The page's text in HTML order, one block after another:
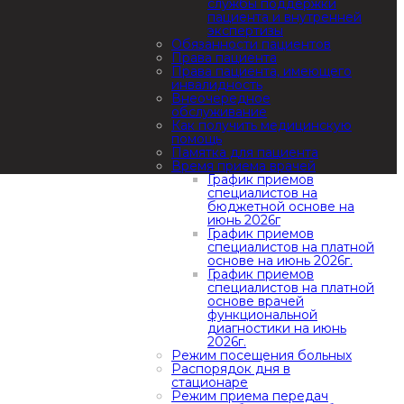
службы поддержки
пациента и внутренней
экспертизы
Обязанности пациентов
Права пациента
Права пациента, имеющего
инвалидность
Внеочередное
обслуживание
Как получить медицинскую
помощь
Памятка для пациента
Время приема врачей
График приемов
специалистов на
бюджетной основе на
июнь 2026г
График приемов
специалистов на платной
основе на июнь 2026г.
График приемов
специалистов на платной
основе врачей
функциональной
диагностики на июнь
2026г.
Режим посещения больных
Распорядок дня в
стационаре
Режим приема передач